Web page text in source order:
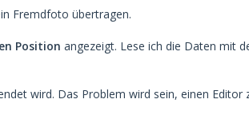
Fremdfoto übertragen.
Position angezeigt. Lese ich die Daten mit
wird. Das Problem wird sein, einen Editor